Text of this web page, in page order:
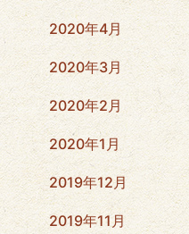
2020年4月
2020年3月
2020年2月
2020年1月
2019年12月
2019年11月